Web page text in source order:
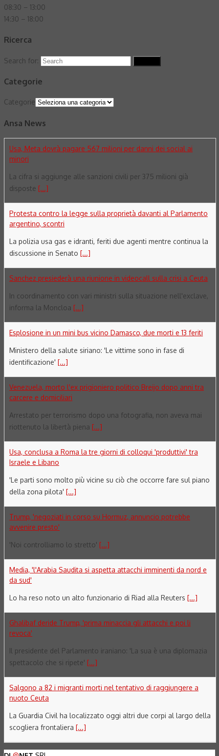
08:30 – 13:00
14:30 – 18:00
Ricerca
Search for:
Categorie
Categorie
Ansa News
Usa, Meta dovrà pagare 567 milioni per danni dei social ai
minori
La cifra si aggiunge alle sanzioni civili per 375 milioni già
disposte [...]
Protesta contro la legge sulla proprietà davanti al Parlamento
argentino, scontri
La polizia usa gas e idranti, feriti due agenti mentre continua la
discussione in Senato [...]
Sanchez presiederà una riunione in videocall sulla crisi a Ceuta
In coordinamento con vari ministri sulla situazione nell'exclave,
informa la Moncloa [...]
Esplosione in un mini bus vicino Damasco, due morti e 13 feriti
Ministero della salute siriano: 'Le vittime sono in fase di
identificazione' [...]
Venezuela, morto l'ex prigioniero politico Breijo dopo anni tra
carcere e domiciliari
Arrestato per terrorismo dopo una fotografia, non aveva mai
riottenuto la libertà piena [...]
Usa, conclusa a Roma la tre giorni di colloqui 'produttivi' tra
Israele e Libano
'Le parti sono molto più vicine su ciò che occorre fare sul piano
della zona pilota' [...]
Trump, 'negoziati in corso su Hormuz, annuncio potrebbe
avvenire presto'
'Noi controlliamo lo stretto' [...]
Media, 'l'Arabia Saudita si aspetta attacchi imminenti da nord e
da sud'
Lo ha reso noto un alto funzionario di Riad alla Reuters [...]
Ghalibaf deride Trump, 'prima minaccia gli attacchi e poi li
revoca'
Il presidente del Parlamento iraniano: 'La sua è una diplomazia
spettacolo che si ripete' [...]
Salgono a 82 i migranti morti nel tentativo di raggiungere a
nuoto Ceuta
La Guardia Civil ha localizzato oggi altri due corpi al largo della
scogliera frontaliera [...]